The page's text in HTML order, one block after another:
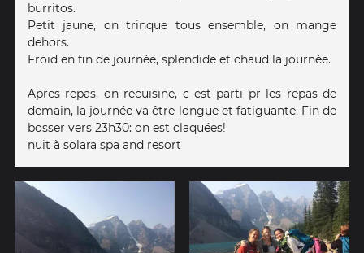
burritos.
Petit jaune, on trinque tous ensemble, on mange
dehors.
Froid en fin de journée, splendide et chaud la journée.
Apres repas, on recuisine, c est parti pr les repas de
demain, la journée va être longue et fatiguante. Fin de
bosser vers 23h30: on est claquées!
nuit à solara spa and resort